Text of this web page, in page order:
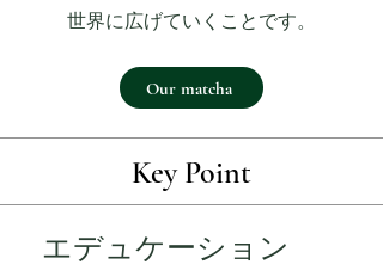
世界に広げていくことです。
Our matcha
Key Point
​エデュケーション